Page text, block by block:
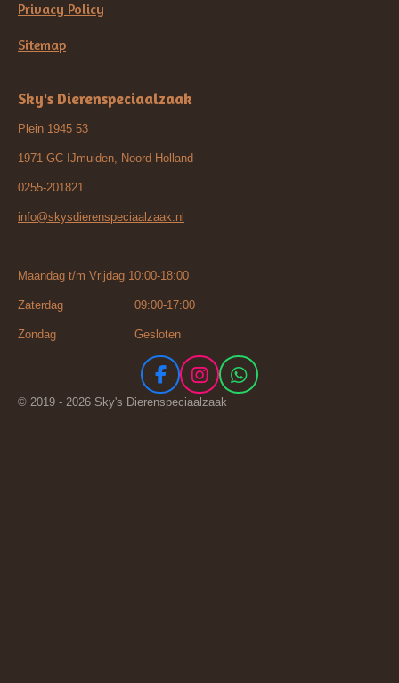
Privacy Policy
Sitemap
Sky's Dierenspeciaalzaak
Plein 1945 53
1971 GC IJmuiden, Noord-Holland
0255-201821
info@skysdierenspeciaalzaak.nl
Maandag t/m Vrijdag 10:00-18:00
Zaterdag 09:00-17:00
Zondag Gesloten
F
a
I
n
W
© 2019 - 2026 Sky's Dierenspeciaalzaak